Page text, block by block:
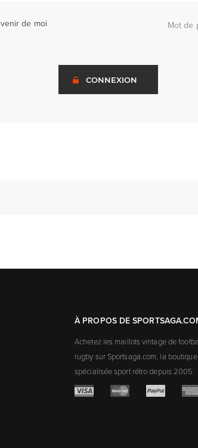
de moi Mot de
CONNEXION
À PROPOS DE
Achetez les maillots vintage de
rugby sur Sportsaga.com, la boutique
spécialisée sport rétro depuis 2005.